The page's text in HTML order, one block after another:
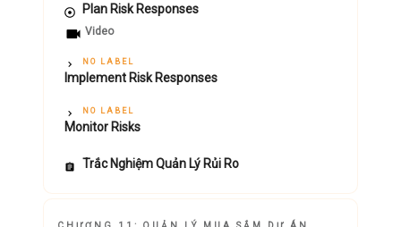
Plan Risk Responses
Video
NO LABEL
Implement Risk Responses
NO LABEL
Monitor Risks
Trắc Nghiệm Quản Lý Rủi Ro